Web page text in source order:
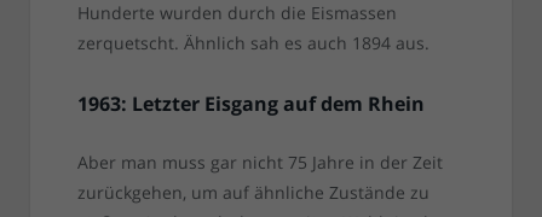
Hunderte wurden durch die Eismassen
zerquetscht. Ähnlich sah es auch 1894 aus.
1963: Letzter Eisgang auf dem Rhein
Aber man muss gar nicht 75 Jahre in der Zeit
zurückgehen, um auf ähnliche Zustände zu